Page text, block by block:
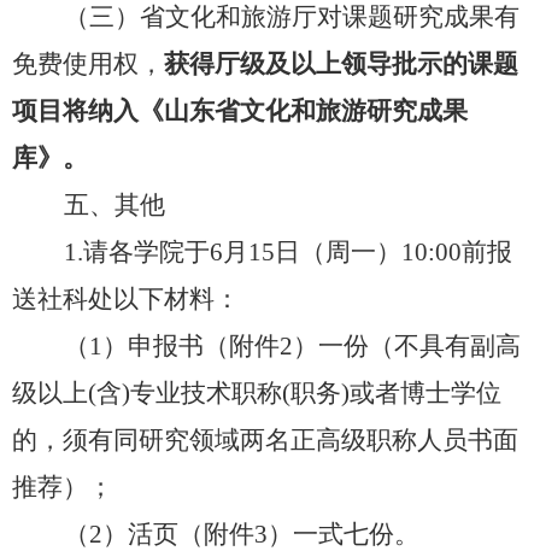
（三）省文化和旅游厅对课题研究成果有
免费使用权， 获得厅级及以上领导批示的课题
项目将纳入《山东省文化和旅游研究成果
库》。
五、其他
1.请各学院于6月 15日（周一） 10:00前报
送社科处 以下材料：
（ 1） 申报书（附件2）一份 （不具有副高
级以上(含)专业技术职称(职务)或者博士学位
的，须有同研究领域两名正高级职称人员书面
推荐）
；
（2）活页（附件3）一式七份。